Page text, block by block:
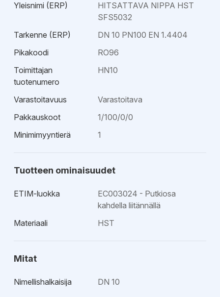
Yleisnimi (ERP)
HITSATTAVA NIPPA HST
SFS5032
Tarkenne (ERP)
DN 10 PN100 EN 1.4404
Pikakoodi
RO96
Toimittajan
tuotenumero
HN10
Varastoitavuus
Varastoitava
Pakkauskoot
1/100/0/0
Minimimyyntierä
1
Tuotteen ominaisuudet
ETIM-luokka
EC003024 - Putkiosa
kahdella liitännällä
Materiaali
HST
Mitat
Nimellishalkaisija DN 10